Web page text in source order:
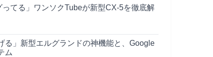
ってる」ワンソクTubeが新型CX-5を徹底解
る」新型エルグランドの神機能と、Google
ム